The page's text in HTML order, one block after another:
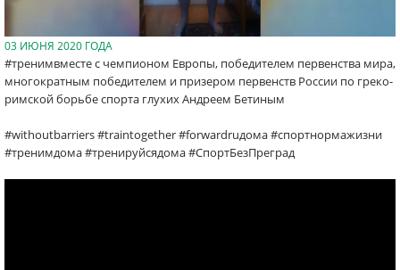
03 ИЮНЯ 2020 ГОДА
#тренимвместе с чемпионом Европы, победителем первенства мира,
многократным победителем и призером первенств России по греко-
римской борьбе спорта глухих Андреем Бетиным
#withoutbarriers #traintogether #forwardruдома #спортнормажизни
#тренимдома #тренируйсядома #СпортБезПреград